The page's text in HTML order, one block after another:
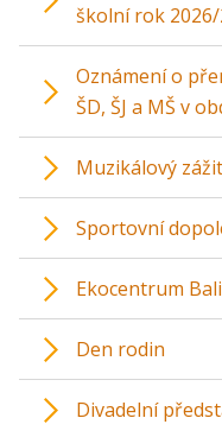
školní rok
Oznámení o
ŠD, ŠJ a MŠ v
Muzikálový
Sportovní
Ekocentrum
Den rodin
Divadelní